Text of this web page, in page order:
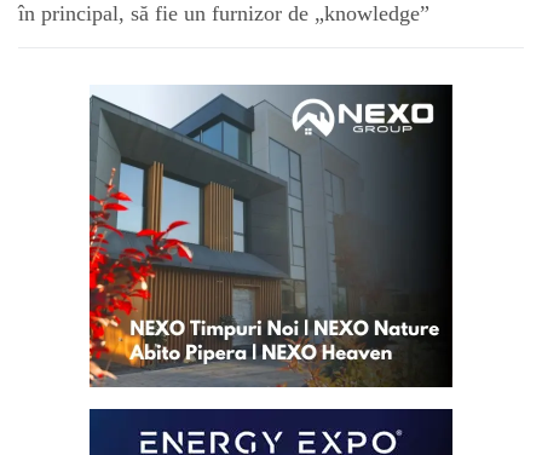
în principal, să fie un furnizor de „knowledge”